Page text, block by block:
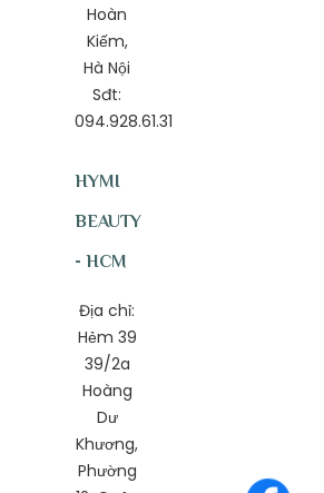
Hoàn
Kiếm,
Hà Nội
Sđt:
094.928.61.31
HYMI
BEAUTY
- HCM
Địa chỉ:
Hẻm 39
39/2a
Hoàng
Dư
Khương,
Phường